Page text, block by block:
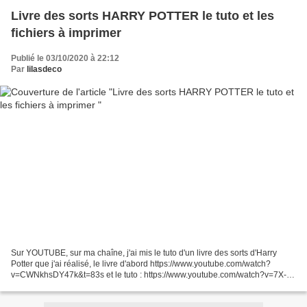
Livre des sorts HARRY POTTER le tuto et les
fichiers à imprimer
Publié le 03/10/2020 à 22:12
Par lilasdeco
Sur YOUTUBE, sur ma chaîne, j'ai mis le tuto d'un livre des sorts d'Harry
Potter que j'ai réalisé, le livre d'abord https://www.youtube.com/watch?
v=CWNkhsDY47k&t=83s et le tuto : https://www.youtube.com/watch?v=7X-